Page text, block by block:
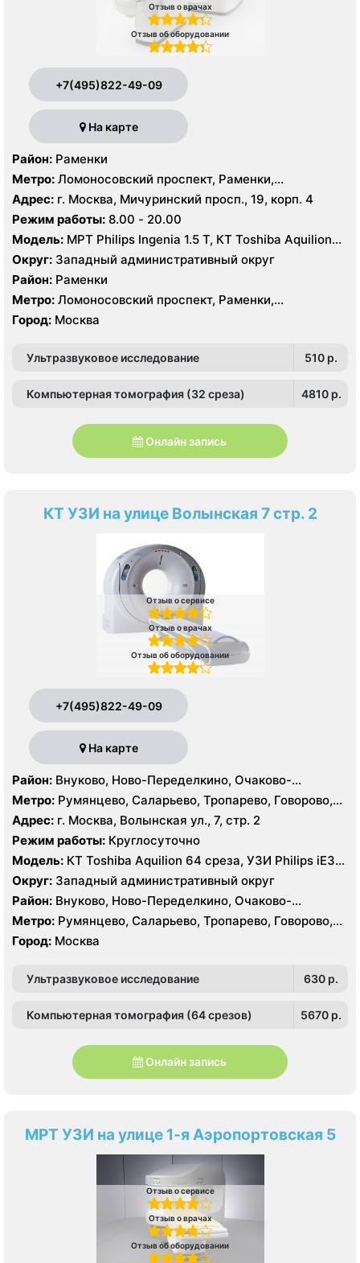
Отзыв о врачах
Отзыв об оборудовании
+7(495)822-49-09
На карте
Район: Раменки
Метро: Ломоносовский проспект, Раменки,
Мичуринский проспект
Адрес: г. Москва, Мичуринский просп., 19, корп. 4
Режим работы: 8.00 - 20.00
Модель: МРТ Philips Ingenia 1.5 T, КТ Toshiba Aquilion
32 среза, УЗИ GE Logiq-9, Philips iU22
Округ: Западный административный округ
Район: Раменки
Метро: Ломоносовский проспект, Раменки,
Мичуринский проспект
Город: Москва
Ультразвуковое исследование 510 p.
Компьютерная томография (32 среза) 4810 p.
Онлайн запись
КТ УЗИ на улице Волынская 7 стр. 2
Отзыв о сервисе
Отзыв о врачах
Отзыв об оборудовании
+7(495)822-49-09
На карте
Район: Внуково, Ново-Переделкино, Очаково-
Матвеевское, Проспект Вернадского, Солнцево,
Тропарёво-Никулино
Метро: Румянцево, Саларьево, Тропарево, Говорово,
Рассказовка, Солнцево, Филатов Луг, Боровское
шоссе
Адрес: г. Москва, Волынская ул., 7, стр. 2
Режим работы: Круглосуточно
Модель: КТ Toshiba Aquilion 64 среза, УЗИ Philips iE33,
GE Logiq P6, Medison MySono U5
Округ: Западный административный округ
Район: Внуково, Ново-Переделкино, Очаково-
Матвеевское, Проспект Вернадского, Солнцево,
Тропарёво-Никулино
Метро: Румянцево, Саларьево, Тропарево, Говорово,
Рассказовка, Солнцево, Филатов Луг, Боровское
шоссе
Город: Москва
Ультразвуковое исследование 630 p.
Компьютерная томография (64 срезов) 5670 p.
Онлайн запись
МРТ УЗИ на улице 1-я Аэропортовская 5
Отзыв о сервисе
Отзыв о врачах
Отзыв об оборудовании